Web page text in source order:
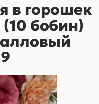
в горошек
бобин)